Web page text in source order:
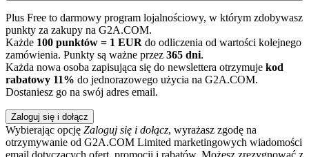
Plus Free to darmowy program lojalnościowy, w którym zdobywasz
punkty za zakupy na G2A.COM.
Każde 100 punktów = 1 EUR do odliczenia od wartości kolejnego
zamówienia. Punkty są ważne przez 365 dni.
Każda nowa osoba zapisująca się do newslettera otrzymuje kod
rabatowy 11% do jednorazowego użycia na G2A.COM.
Dostaniesz go na swój adres email.
Zaloguj się i dołącz
Wybierając opcję Zaloguj się i dołącz, wyrażasz zgodę na
otrzymywanie od G2A.COM Limited marketingowych wiadomości
email dotyczących ofert, promocji i rabatów. Możesz zrezygnować z